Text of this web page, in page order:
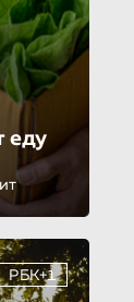
еду
РБК+1